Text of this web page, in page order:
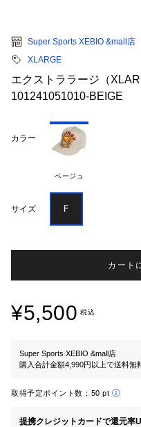
Super Sports XEBIO &mall店
XLARGE
エクストララージ（
101241051010-BEIGE
カラー
ベージュ
サイズ Ｆ
カート
¥5,500 税込
Super Sports XEBIO &mall店
購入合計金額4,990円以上で送料無
取得予定ポイント数： 50 pt
提携クレジットカードで還元率